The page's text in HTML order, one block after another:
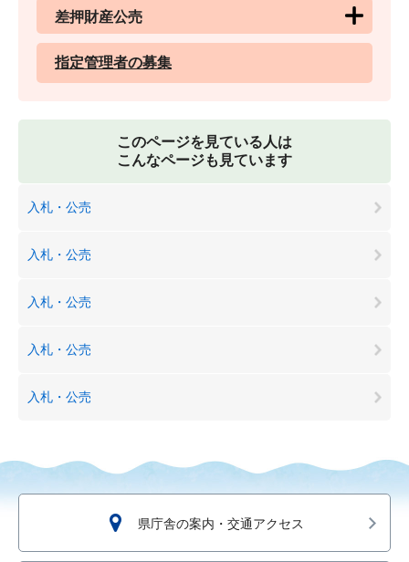
差押財産公売
指定管理者の募集
このページを見ている人は
こんなページも見ています
入札・公売
入札・公売
入札・公売
入札・公売
入札・公売
県庁舎の案内・交通アクセス